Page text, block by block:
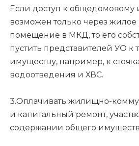
Если доступ к общедомовому
возможен только через
помещение в МКД, то его
пустить представителей УО к
имуществу, например, к
водоотведения и ХВС.
3.Оплачивать жилищно-
и капитальный ремонт,
содержании общего